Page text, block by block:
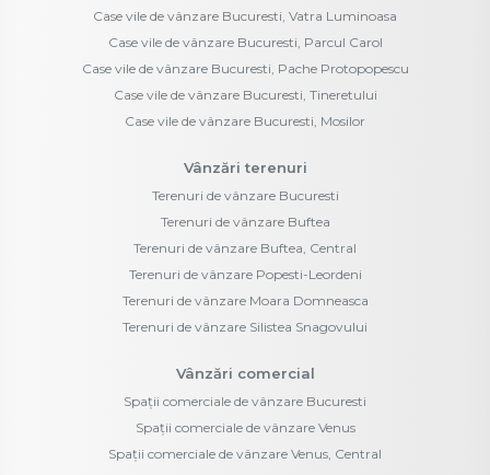
Case vile de vânzare Bucuresti, Vatra Luminoasa
Case vile de vânzare Bucuresti, Parcul Carol
Case vile de vânzare Bucuresti, Pache Protopopescu
Case vile de vânzare Bucuresti, Tineretului
Case vile de vânzare Bucuresti, Mosilor
Vânzări terenuri
Terenuri de vânzare Bucuresti
Terenuri de vânzare Buftea
Terenuri de vânzare Buftea, Central
Terenuri de vânzare Popesti-Leordeni
Terenuri de vânzare Moara Domneasca
Terenuri de vânzare Silistea Snagovului
Vânzări comercial
Spații comerciale de vânzare Bucuresti
Spații comerciale de vânzare Venus
Spații comerciale de vânzare Venus, Central